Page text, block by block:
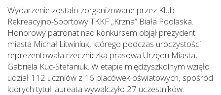
Wydarzenie zostało zorganizowane przez Klub
Rekreacyjno-Sportowy TKKF „Krzna” Biała Podlaska.
Honorowy patronat nad konkursem objął prezydent
miasta Michał Litwiniuk, którego podczas uroczystości
reprezentowała rzeczniczka prasowa Urzędu Miasta,
Gabriela Kuc-Stefaniuk. W etapie międzyszkolnym wzięło
udział 112 uczniów z 16 placówek oświatowych, spośród
których tytuł laureata wywalczyło 27 uczestników.